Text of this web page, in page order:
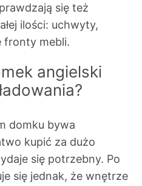
się też
ilości: uchwyty,
fronty mebli.
angielski
domku bywa
kupić za dużo
się potrzebny. Po
się jednak, że wnętrze